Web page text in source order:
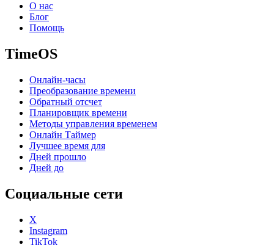
О нас
Блог
Помощь
TimeOS
Онлайн-часы
Преобразование времени
Обратный отсчет
Планировщик времени
Методы управления временем
Онлайн Таймер
Лучшее время для
Дней прошло
Дней до
Социальные сети
X
Instagram
TikTok